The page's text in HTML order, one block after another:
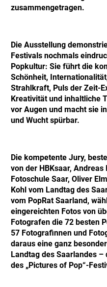
zusammengetragen.
Die Ausstellung
Festivals nochmals
Popkultur: Sie führt die
Schönheit,
Strahlkraft, Puls der Zeit-
Kreativität und inhaltliche
vor Augen und macht sie
und Wucht spürbar.
Die kompetente Jury,
von der HBKsaar,
Fotoschule Saar, Oliver
Kohl vom Landtag des
vom PopRat Saarland,
eingereichten Fotos von
Fotografen die 72 besten
57 Fotografinnen und
daraus eine ganz
Landtag des Saarlandes
des „Pictures of Pop“-